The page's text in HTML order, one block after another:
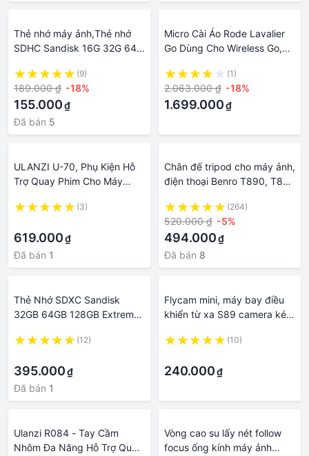
Thẻ nhớ máy ảnh,Thẻ nhớ
SDHC Sandisk 16G 32G 64G
dụng máy ảnh, quay phim
FullHD1080p, BH:5 năm
(9)
189.000 ₫ -18%
155.000₫
Đã bán 5
Micro Cài Áo Rode Lavalier
Go Dùng Cho Wireless Go,
Mic Microphone
(1)
2.063.000 ₫ -18%
1.699.000₫
ULANZI U-70, Phụ Kiện Hỗ
Trợ Quay Phim Cho Máy
Head - Hàng Chính Hãng
(3)
619.000₫
Đã bán 1
Chân đế tripod cho máy ảnh,
điện thoại Benro T890, T880
T600 EX quay phim, chụp
hình
(264)
520.000 ₫ -5%
494.000₫
Đã bán 8
Thẻ Nhớ SDXC Sandisk
32GB 64GB 128GB Extreme
Quay Phim
(12)
395.000₫
Đã bán 1
Flycam mini, máy bay điều
khiển từ xa S89 camera kép
nốt điện thoại (10)
240.000₫
Ulanzi R084 - Tay Cầm
Nhôm Đa Năng Hỗ Trợ Quay
Vòng cao su lấy nét follow
focus ống kính máy ảnh